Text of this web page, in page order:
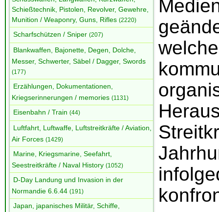
Schießtechnik, Pistolen, Revolver, Gewehre,
Munition / Weaponry, Guns, Rifles (2220)
Scharfschützen / Sniper (207)
Blankwaffen, Bajonette, Degen, Dolche,
Messer, Schwerter, Säbel / Dagger, Swords
(177)
Erzählungen, Dokumentationen,
Kriegserinnerungen / memories (1131)
Eisenbahn / Train (44)
Luftfahrt, Luftwaffe, Luftstreitkräfte / Aviation,
Air Forces (1429)
Marine, Kriegsmarine, Seefahrt,
Seestreitkräfte / Naval History (1052)
D-Day Landung und Invasion in der
Normandie 6.6.44 (191)
Japan, japanisches Militär, Schiffe,